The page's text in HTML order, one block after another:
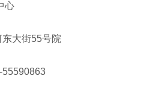
监测中心
东大街55号院
55590863